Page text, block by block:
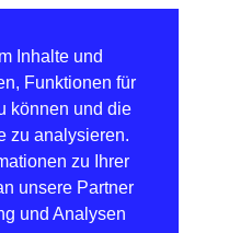
Inhalte und
Funktionen für
können und die
zu analysieren.
zu Ihrer
unsere Partner
und Analysen